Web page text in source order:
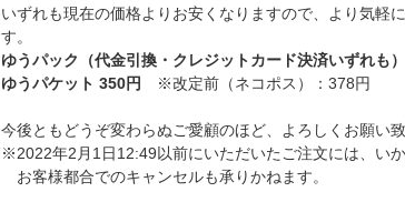
いずれも現在の価格よりお安くなりますので、より気軽
す。
ゆうパック（代金引換・クレジットカード決済いずれも
ゆうパケット 350円
※改定前（ネコポス）：378円
今後ともどうぞ変わらぬご愛顧のほど、よろしくお願い致
※2022年2月1日12:49以前にいただいたご注文には、い
お客様都合でのキャンセルも承りかねます。